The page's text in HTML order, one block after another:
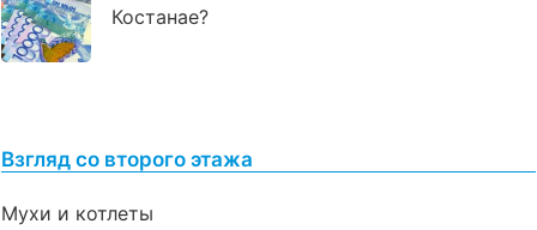
Костанае?
Взгляд со второго этажа
Мухи и котлеты